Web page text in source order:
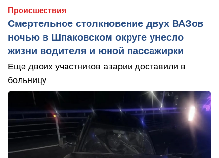
Происшествия
Смертельное столкновение двух ВАЗов
ночью в Шпаковском округе унесло
жизни водителя и юной пассажирки
Еще двоих участников аварии доставили в
больницу